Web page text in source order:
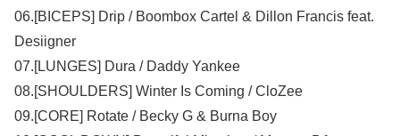
06.[BICEPS] Drip / Boombox Cartel & Dillon Francis feat.
Desiigner
07.[LUNGES] Dura / Daddy Yankee
08.[SHOULDERS] Winter Is Coming / CloZee
09.[CORE] Rotate / Becky G & Burna Boy